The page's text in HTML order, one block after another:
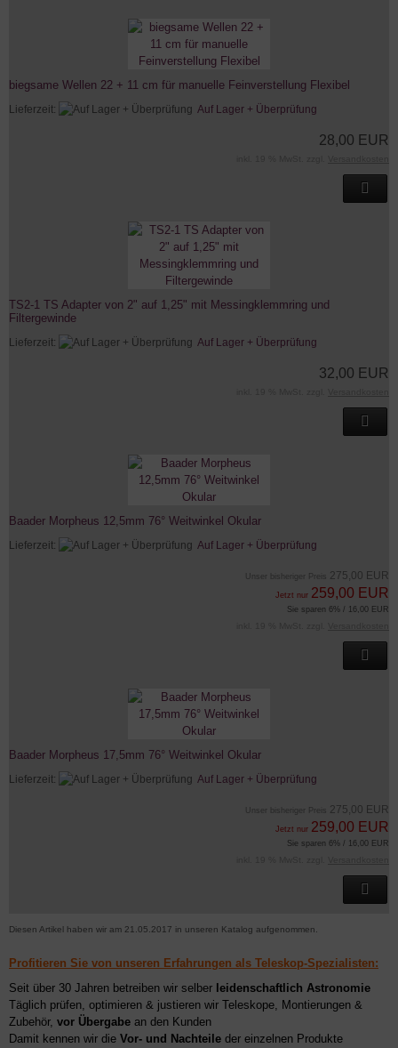
biegsame Wellen 22 + 11 cm für manuelle Feinverstellung Flexibel
Lieferzeit: Auf Lager + Überprüfung
28,00 EUR
TS2-1 TS Adapter von 2" auf 1,25" mit Messingklemmring und
Filtergewinde
Lieferzeit: Auf Lager + Überprüfung
32,00 EUR
Baader Morpheus 12,5mm 76° Weitwinkel Okular
Lieferzeit: Auf Lager + Überprüfung
Unser bisheriger Preis 275,00 EUR
Jetzt nur 259,00 EUR
Sie sparen 6% / 16,00 EUR
Baader Morpheus 17,5mm 76° Weitwinkel Okular
Lieferzeit: Auf Lager + Überprüfung
Unser bisheriger Preis 275,00 EUR
Jetzt nur 259,00 EUR
Sie sparen 6% / 16,00 EUR
Diesen Artikel haben wir am 21.05.2017 in unseren Katalog aufgenommen.
Profitieren Sie von unseren Erfahrungen als Teleskop-Spezialisten:
Seit über 30 Jahren betreiben wir selber leidenschaftlich Astronomie
Täglich prüfen, optimieren & justieren wir Teleskope, Montierungen &
Zubehör, vor Übergabe an den Kunden
Damit kennen wir die Vor- und Nachteile der einzelnen Produkte